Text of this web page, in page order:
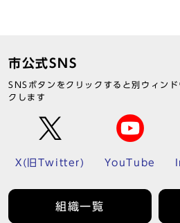
市公式SNS
SNSボタンをクリックすると別ウィン
クします
X(旧Twitter) YouTube
組織一覧